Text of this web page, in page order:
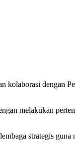
dengan
melakukan
strategis guna